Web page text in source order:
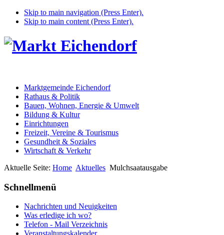
Skip to main navigation (Press Enter).
Skip to main content (Press Enter).
Marktgemeinde Eichendorf
Rathaus & Politik
Bauen, Wohnen, Energie & Umwelt
Bildung & Kultur
Einrichtungen
Freizeit, Vereine & Tourismus
Gesundheit & Soziales
Wirtschaft & Verkehr
Aktuelle Seite: Home Aktuelles Mulchsaatausgabe
Schnellmenü
Nachrichten und Neuigkeiten
Was erledige ich wo?
Telefon - Mail Verzeichnis